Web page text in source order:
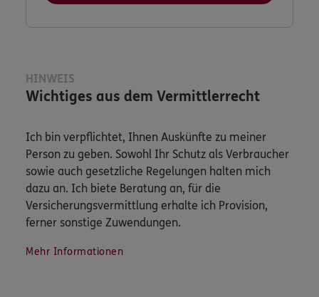
HINWEIS
Wichtiges aus dem Vermittlerrecht
Ich bin verpflichtet, Ihnen Auskünfte zu meiner
Person zu geben. Sowohl Ihr Schutz als Verbraucher
sowie auch gesetzliche Regelungen halten mich
dazu an. Ich biete Beratung an, für die
Versicherungsvermittlung erhalte ich Provision,
ferner sonstige Zuwendungen.
Mehr Informationen